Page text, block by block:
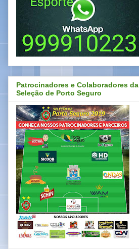
Patrocinadores e Colaboradores da
Seleção de Porto Seguro